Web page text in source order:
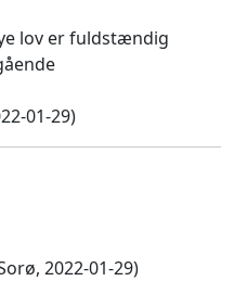
lov er fuldstændig
01-29)
2022-01-29)